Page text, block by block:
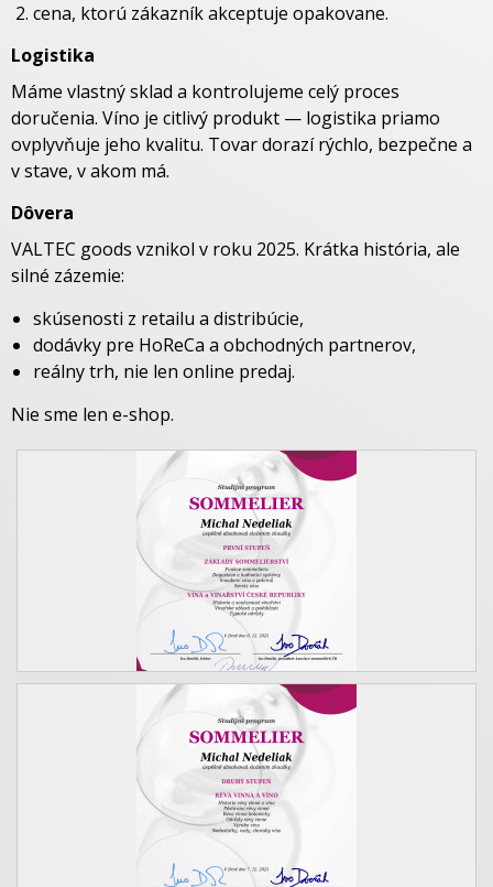
cena, ktorú zákazník akceptuje opakovane.
Logistika
Máme vlastný sklad a kontrolujeme celý proces
doručenia. Víno je citlivý produkt — logistika priamo
ovplyvňuje jeho kvalitu. Tovar dorazí rýchlo, bezpečne a
v stave, v akom má.
Dôvera
VALTEC goods vznikol v roku 2025. Krátka história, ale
silné zázemie:
skúsenosti z retailu a distribúcie,
dodávky pre HoReCa a obchodných partnerov,
reálny trh, nie len online predaj.
Nie sme len e-shop.